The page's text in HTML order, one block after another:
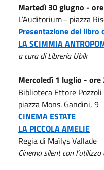
Martedì 30 giugno -
L’Auditorium - piazza
Presentazione del libro
LA SCIMMIA
a cura di Libreria Ubik
Mercoledì 1 luglio - ore
Biblioteca Ettore
piazza Mons. Gandini, 9
CINEMA ESTATE
LA PICCOLA AMELIE
Regia di Maïlys Vallade
Cinema silent con